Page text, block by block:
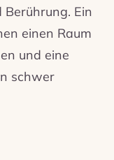
Ein
einen Raum
und eine
schwer